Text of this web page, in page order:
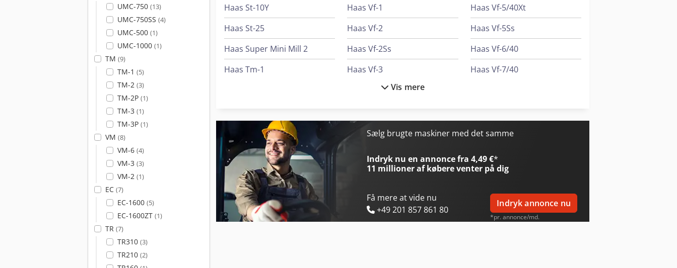
UMC-750 (13)
UMC-750SS (4)
UMC-500 (1)
UMC-1000 (1)
TM (9)
TM-1 (5)
TM-2 (3)
TM-2P (1)
TM-3 (1)
TM-3P (1)
VM (8)
VM-6 (4)
VM-3 (3)
VM-2 (1)
EC (7)
EC-1600 (5)
EC-1600ZT (1)
TR (7)
TR310 (3)
TR210 (2)
Haas St-10Y
Haas St-25
Haas Super Mini Mill 2
Haas Tm-1
Haas Umc-500Ss
Haas Umc-750
Haas Vf-1
Haas Vf-2
Haas Vf-2Ss
Haas Vf-3
Haas Vf-3Ss
Haas Vf-3Yt
Haas Vf-5/40Xt
Haas Vf-5Ss
Haas Vf-6/40
Haas Vf-7/40
Vis mere
Sælg brugte maskiner med det samme
Indryk nu en annonce fra 4,49 €*
11 millioner af købereventer på dig
Få mere at vide nu
+49 201 857 861 80
Indryk annonce nu
*pr. annonce/md.